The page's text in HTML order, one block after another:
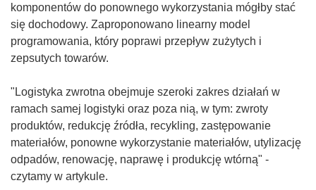
komponentów do ponownego wykorzystania mógłby stać
się dochodowy. Zaproponowano linearny model
programowania, który poprawi przepływ zużytych i
zepsutych towarów.
"Logistyka zwrotna obejmuje szeroki zakres działań w
ramach samej logistyki oraz poza nią, w tym: zwroty
produktów, redukcję źródła, recykling, zastępowanie
materiałów, ponowne wykorzystanie materiałów, utylizację
odpadów, renowację, naprawę i produkcję wtórną" -
czytamy w artykule.